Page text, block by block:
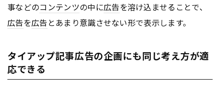
事などのコンテンツの中に広告を溶け込ませることで、
広告を広告 とあまり意識させない形で表示します。
タイアップ記事広告の企画にも同じ考え方が適
応できる